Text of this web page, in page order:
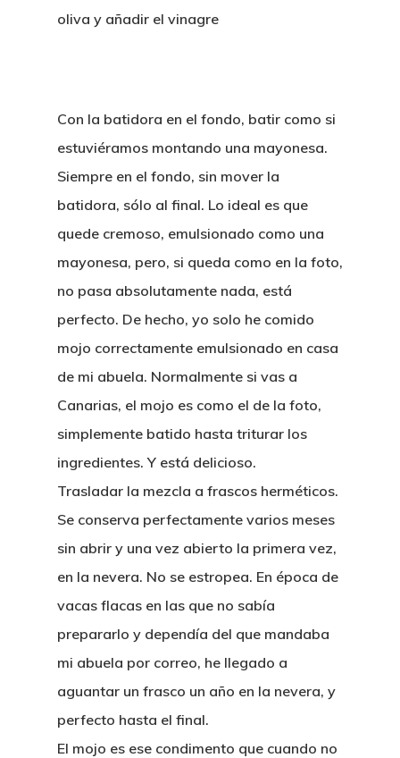
oliva y añadir el vinagre
Con la batidora en el fondo, batir como si
estuviéramos montando una mayonesa.
Siempre en el fondo, sin mover la
batidora, sólo al final. Lo ideal es que
quede cremoso, emulsionado como una
mayonesa, pero, si queda como en la foto,
no pasa absolutamente nada, está
perfecto. De hecho, yo solo he comido
mojo correctamente emulsionado en casa
de mi abuela. Normalmente si vas a
Canarias, el mojo es como el de la foto,
simplemente batido hasta triturar los
ingredientes. Y está delicioso.
Trasladar la mezcla a frascos herméticos.
Se conserva perfectamente varios meses
sin abrir y una vez abierto la primera vez,
en la nevera. No se estropea. En época de
vacas flacas en las que no sabía
prepararlo y dependía del que mandaba
mi abuela por correo, he llegado a
aguantar un frasco un año en la nevera, y
perfecto hasta el final.
El mojo es ese condimento que cuando no